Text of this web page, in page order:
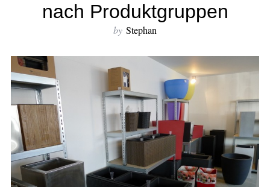
nach Produktgruppen
by Stephan